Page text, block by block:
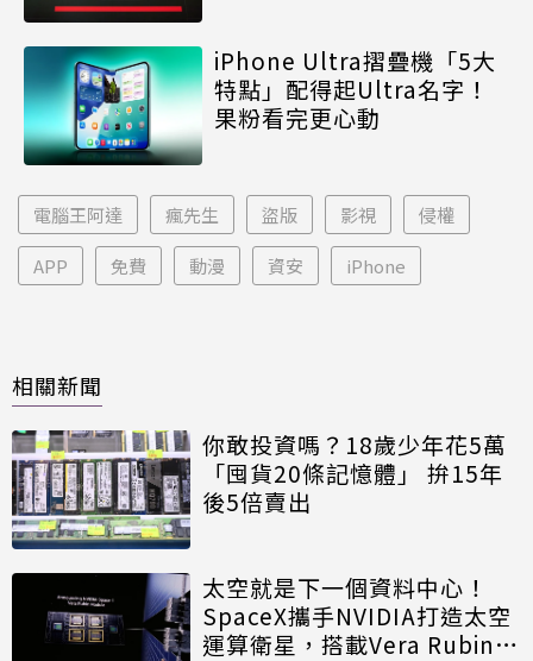
iPhone Ultra摺疊機「5大
特點」配得起Ultra名字！
果粉看完更心動
電腦王阿達 瘋先生 盜版 影視 侵權
APP 免費 動漫 資安 iPhone
相關新聞
你敢投資嗎？18歲少年花5萬
「囤貨20條記憶體」 拚15年
後5倍賣出
太空就是下一個資料中心！
SpaceX攜手NVIDIA打造太空
運算衛星，搭載Vera Rubin運